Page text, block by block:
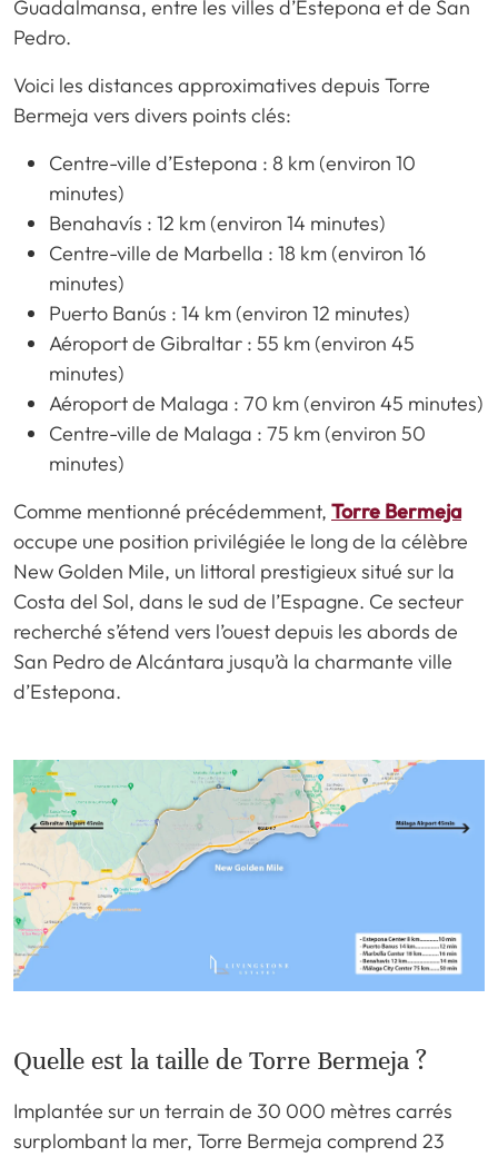
Guadalmansa, entre les villes d’Estepona et de San
Pedro.
Voici les distances approximatives depuis Torre
Bermeja vers divers points clés:
Centre-ville d’Estepona : 8 km (environ 10
minutes)
Benahavís : 12 km (environ 14 minutes)
Centre-ville de Marbella : 18 km (environ 16
minutes)
Puerto Banús : 14 km (environ 12 minutes)
Aéroport de Gibraltar : 55 km (environ 45
minutes)
Aéroport de Malaga : 70 km (environ 45 minutes)
Centre-ville de Malaga : 75 km (environ 50
minutes)
Comme mentionné précédemment, Torre Bermeja
occupe une position privilégiée le long de la célèbre
New Golden Mile, un littoral prestigieux situé sur la
Costa del Sol, dans le sud de l’Espagne. Ce secteur
recherché s’étend vers l’ouest depuis les abords de
San Pedro de Alcántara jusqu’à la charmante ville
d’Estepona.
Quelle est la taille de Torre Bermeja ?
Implantée sur un terrain de 30 000 mètres carrés
surplombant la mer, Torre Bermeja comprend 23